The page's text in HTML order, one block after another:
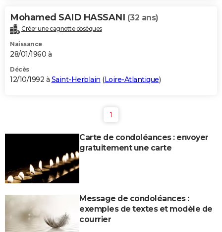
Mohamed SAID HASSANI (32 ans)
Créer une cagnotte obsèques
Naissance
28/01/1960 à
Décès
12/10/1992 à Saint-Herblain (Loire-Atlantique)
1
Carte de condoléances : envoyer
gratuitement une carte
Message de condoléances :
exemples de textes et modèle de
courrier